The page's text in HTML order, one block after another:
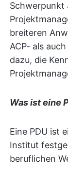
Schwerpunkt
breiteren
ACP- als
dazu, die
Was ist eine
Eine PDU ist
Institut
beruflichen